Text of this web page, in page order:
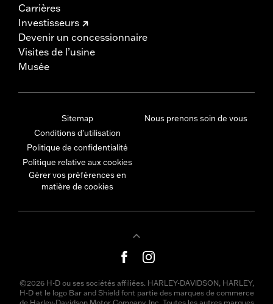
Carrières
Investisseurs
Devenir un concessionnaire
Visites de l’usine
Musée
Sitemap
Conditions d'utilisation
Politique de confidentialité
Politique relative aux cookies
Gérer vos préférences en
matière de cookies
Nous prenons soin de vous
©2026 H-D ou ses sociétés affiliées. HARLEY-DAVIDSON, HARLEY,
H-D et le logo Bar and Shield font partie des marques de commerce